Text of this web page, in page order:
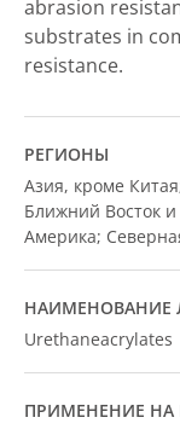
abrasion
substrates in
resistance.
РЕГИОНЫ
Азия, кроме
Ближний Восток
Америка;
НАИМЕНОВАНИЕ
Urethaneacrylates
ПРИМЕНЕНИЕ НА